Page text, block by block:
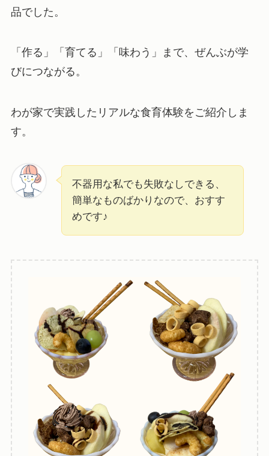
品でした。
「作る」「育てる」「味わう」まで、ぜんぶが学
びにつながる。
わが家で実践したリアルな食育体験をご紹介しま
す。
不器用な私でも失敗なしできる、
簡単なものばかりなので、おすす
めです♪